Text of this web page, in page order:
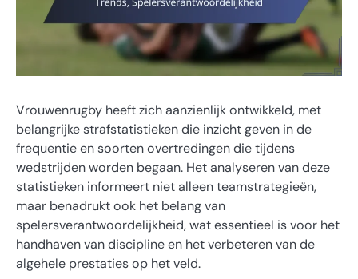
Vrouwenrugby heeft zich aanzienlijk ontwikkeld, met
belangrijke strafstatistieken die inzicht geven in de
frequentie en soorten overtredingen die tijdens
wedstrijden worden begaan. Het analyseren van deze
statistieken informeert niet alleen teamstrategieën,
maar benadrukt ook het belang van
spelersverantwoordelijkheid, wat essentieel is voor het
handhaven van discipline en het verbeteren van de
algehele prestaties op het veld.